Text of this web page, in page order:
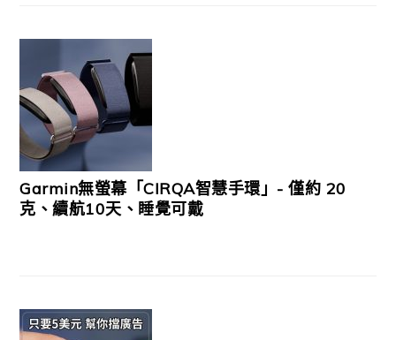
Garmin無螢幕「CIRQA智慧手環」- 僅約 20
克、續航10天、睡覺可戴